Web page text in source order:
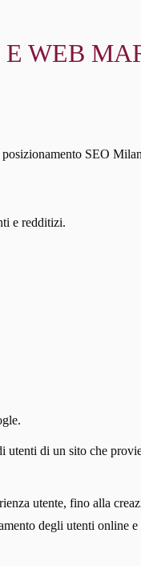
WEB
SEO
e redditizi.
di un sito che
utente, fino alla
degli utenti online